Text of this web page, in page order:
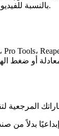
بالنسبة للفيديو، اضبط نقراتك المرئية لتتناسب بشكل أفضل مع المصدر المسموع.